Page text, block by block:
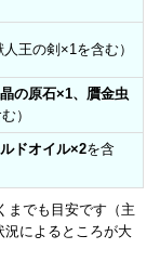
人王の剣×1を含む）
の原石×1、贋金虫
）
ドオイル×2を含
でも目安です（主
況によるところが大